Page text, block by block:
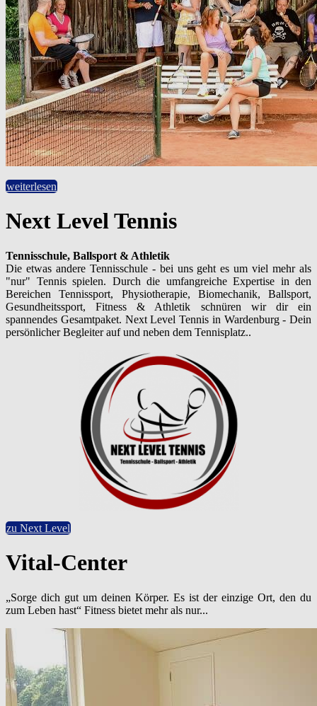
weiterlesen
Next Level Tennis
Tennisschule, Ballsport & Athletik
Die etwas andere Tennisschule - bei uns geht es um viel mehr als
"nur" Tennis spielen. Durch die umfangreiche Expertise in den
Bereichen Tennissport, Physiotherapie, Biomechanik, Ballsport,
Gesundheitssport, Fitness & Athletik schnüren wir dir ein
spannendes Gesamtpaket. Next Level Tennis in Wardenburg - Dein
persönlicher Begleiter auf und neben dem Tennisplatz..
zu Next Level
Vital-Center
„Sorge dich gut um deinen Körper. Es ist der einzige Ort, den du
zum Leben hast“ Fitness bietet mehr als nur...